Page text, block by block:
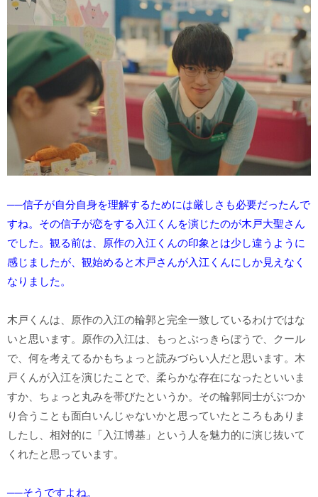
──信子が自分自身を理解するためには厳しさも必要だったんで
すね。その信子が恋をする入江くんを演じたのが木戸大聖さん
でした。観る前は、原作の入江くんの印象とは少し違うように
感じましたが、観始めると木戸さんが入江くんにしか見えなく
なりました。
木戸くんは、原作の入江の輪郭と完全一致しているわけではな
いと思います。原作の入江は、もっとぶっきらぼうで、クール
で、何を考えてるかもちょっと読みづらい人だと思います。木
戸くんが入江を演じたことで、柔らかな存在になったといいま
すか、ちょっと丸みを帯びたというか。その輪郭同士がぶつか
り合うことも面白いんじゃないかと思っていたところもありま
したし、相対的に「入江博基」という人を魅力的に演じ抜いて
くれたと思っています。
──そうですよね。